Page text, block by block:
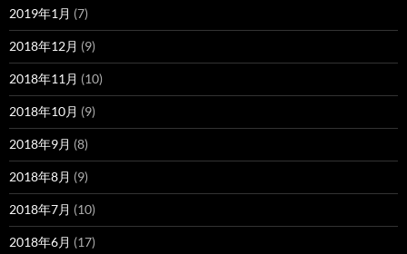
2019年1月 (7)
2018年12月 (9)
2018年11月 (10)
2018年10月 (9)
2018年9月 (8)
2018年8月 (9)
2018年7月 (10)
2018年6月 (17)